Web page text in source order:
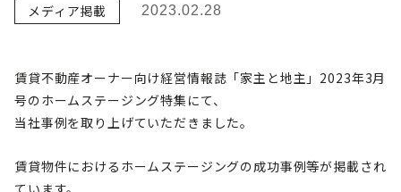
メディア掲載 2023.02.28
賃貸不動産オーナー向け経営情報誌「家主と地主」2023年3月
号のホームステージング特集にて、
当社事例を取り上げていただきました。
賃貸物件におけるホームステージングの成功事例等が掲載され
ています。